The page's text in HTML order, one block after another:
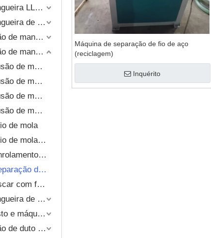
Grânulo composto e máquina de reciclagem
Extrusão de tapete de almofada de plástico
Máquina de mangueira LLDPE layflat
Máquina de mangueira de PVC reforçado com espiral
Linha de extrusão de mangueira trançada de PVC
Linha de extrusão de mangueira reforçada com fio de mola
Linha de extrusão de mangueira de PVC reforçada com fio de mola
Linha de extrusão de mangueira TPE reforçada com fio de mola
Linha de extrusão de mangueira TPU reforçada com fio de mola
Linha de extrusão de mangueira de PVC reforçado com fio de mola e composto de fio
de mola
Enrolador de fio de mola especial (sem relevo)
Máquina de enrolamento de fio de aço
Máquina de separação de fio de aço (reciclagem)
Cabeça de roscar com ferramentas
Máquina de mangueira de plástico de camada única
Grânulo composto e máquina de reciclagem
Linha de extrusão de duto de ar TPU
Máquina de separação de fio de aço
(reciclagem)
Inquérito